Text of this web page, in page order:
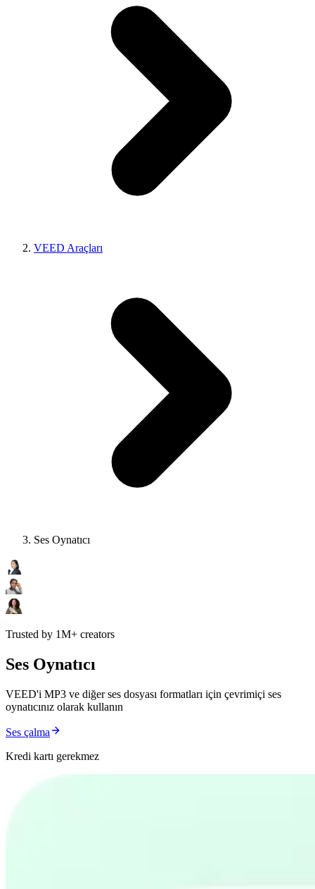
VEED Araçları
Ses Oynatıcı
Trusted by 1M+ creators
Ses Oynatıcı
VEED'i MP3 ve diğer ses dosyası formatları için çevrimiçi ses
oynatıcınız olarak kullanın
Ses çalma
Kredi kartı gerekmez